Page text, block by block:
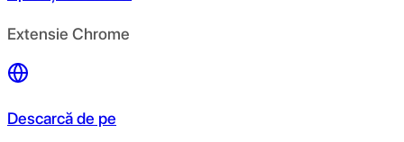
Extensie Chrome
Descarcă de pe